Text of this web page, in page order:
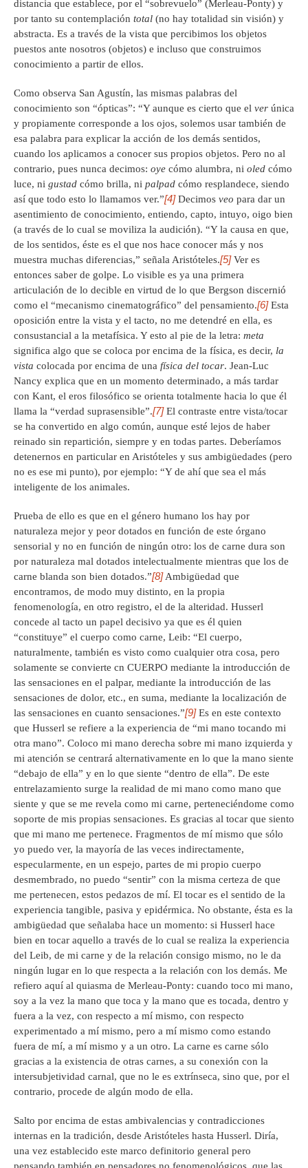
distancia que establece, por el “sobrevuelo” (Merleau-Ponty) y
por tanto su contemplación total (no hay totalidad sin visión) y
abstracta. Es a través de la vista que percibimos los objetos
puestos ante nosotros (objetos) e incluso que construimos
conocimiento a partir de ellos.
Como observa San Agustín, las mismas palabras del
conocimiento son “ópticas”: “Y aunque es cierto que el ver única
y propiamente corresponde a los ojos, solemos usar también de
esa palabra para explicar la acción de los demás sentidos,
cuando los aplicamos a conocer sus propios objetos. Pero no al
contrario, pues nunca decimos: oye cómo alumbra, ni oled cómo
luce, ni gustad cómo brilla, ni palpad cómo resplandece, siendo
así que todo esto lo llamamos ver.”[4]Decimos veo para dar un
asentimiento de conocimiento, entiendo, capto, intuyo, oigo bien
(a través de lo cual se moviliza la audición). “Y la causa en que,
de los sentidos, éste es el que nos hace conocer más y nos
muestra muchas diferencias,” señala Aristóteles.[5]Ver es
entonces saber de golpe. Lo visible es ya una primera
articulación de lo decible en virtud de lo que Bergson discernió
como el “mecanismo cinematográfico” del pensamiento.[6]Esta
oposición entre la vista y el tacto, no me detendré en ella, es
consustancial a la metafísica. Y esto al pie de la letra: meta
significa algo que se coloca por encima de la física, es decir, la
vista colocada por encima de una física del tocar. Jean-Luc
Nancy explica que en un momento determinado, a más tardar
con Kant, el eros filosófico se orienta totalmente hacia lo que él
llama la “verdad suprasensible”.[7]El contraste entre vista/tocar
se ha convertido en algo común, aunque esté lejos de haber
reinado sin repartición, siempre y en todas partes. Deberíamos
detenernos en particular en Aristóteles y sus ambigüedades (pero
no es ese mi punto), por ejemplo: “Y de ahí que sea el más
inteligente de los animales.
Prueba de ello es que en el género humano los hay por
naturaleza mejor y peor dotados en función de este órgano
sensorial y no en función de ningún otro: los de carne dura son
por naturaleza mal dotados intelectualmente mientras que los de
carne blanda son bien dotados.”[8]Ambigüedad que
encontramos, de modo muy distinto, en la propia
fenomenología, en otro registro, el de la alteridad. Husserl
concede al tacto un papel decisivo ya que es él quien
“constituye” el cuerpo como carne, Leib: “El cuerpo,
naturalmente, también es visto como cualquier otra cosa, pero
solamente se convierte cn CUERPO mediante la introducción de
las sensaciones en el palpar, mediante la introducción de las
sensaciones de dolor, etc., en suma, mediante la localización de
las sensaciones en cuanto sensaciones.”[9]Es en este contexto
que Husserl se refiere a la experiencia de “mi mano tocando mi
otra mano”. Coloco mi mano derecha sobre mi mano izquierda y
mi atención se centrará alternativamente en lo que la mano siente
“debajo de ella” y en lo que siente “dentro de ella”. De este
entrelazamiento surge la realidad de mi mano como mano que
siente y que se me revela como mi carne, perteneciéndome como
soporte de mis propias sensaciones. Es gracias al tocar que siento
que mi mano me pertenece. Fragmentos de mí mismo que sólo
yo puedo ver, la mayoría de las veces indirectamente,
especularmente, en un espejo, partes de mi propio cuerpo
desmembrado, no puedo “sentir” con la misma certeza de que
me pertenecen, estos pedazos de mí. El tocar es el sentido de la
experiencia tangible, pasiva y epidérmica. No obstante, ésta es la
ambigüedad que señalaba hace un momento: si Husserl hace
bien en tocar aquello a través de lo cual se realiza la experiencia
del Leib, de mi carne y de la relación consigo mismo, no le da
ningún lugar en lo que respecta a la relación con los demás. Me
refiero aquí al quiasma de Merleau-Ponty: cuando toco mi mano,
soy a la vez la mano que toca y la mano que es tocada, dentro y
fuera a la vez, con respecto a mí mismo, con respecto
experimentado a mí mismo, pero a mí mismo como estando
fuera de mí, a mí mismo y a un otro. La carne es carne sólo
gracias a la existencia de otras carnes, a su conexión con la
intersubjetividad carnal, que no le es extrínseca, sino que, por el
contrario, procede de algún modo de ella.
Salto por encima de estas ambivalencias y contradicciones
internas en la tradición, desde Aristóteles hasta Husserl. Diría,
una vez establecido este marco definitorio general pero